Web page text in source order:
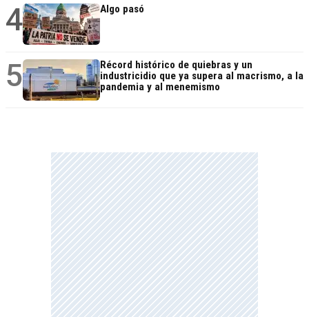
4 Algo pasó
5
Récord histórico de quiebras y un
industricidio que ya supera al macrismo, a la
pandemia y al menemismo